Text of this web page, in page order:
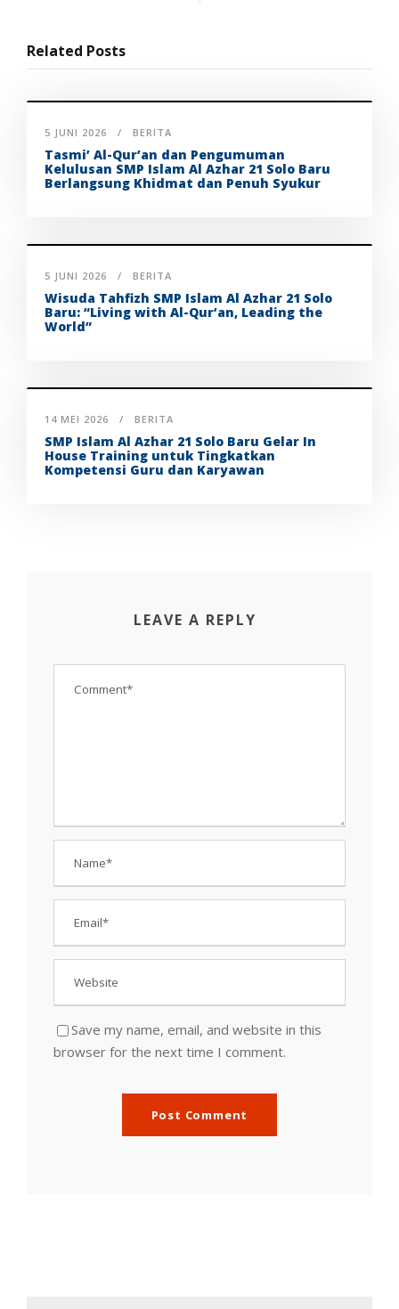
Related Posts
5 JUNI 2026 BERITA
Tasmi’ Al-Qur’an dan Pengumuman
Kelulusan SMP Islam Al Azhar 21 Solo Baru
Berlangsung Khidmat dan Penuh Syukur
5 JUNI 2026 BERITA
Wisuda Tahfizh SMP Islam Al Azhar 21 Solo
Baru: “Living with Al-Qur’an, Leading the
World”
14 MEI 2026 BERITA
SMP Islam Al Azhar 21 Solo Baru Gelar In
House Training untuk Tingkatkan
Kompetensi Guru dan Karyawan
LEAVE A REPLY
Save my name, email, and website in this
browser for the next time I comment.